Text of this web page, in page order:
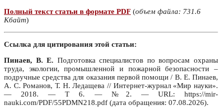
Полный текст статьи в формате PDF (объем файла: 731.6
Кбайт)
Ссылка для цитирования этой статьи:
Пинаев, В. Е. Подготовка специалистов по вопросам охраны
труда, экологии, промышленной и пожарной безопасности –
подручные средства для оказания первой помощи / В. Е. Пинаев,
А. С. Романов, Т. Н. Ледащева // Интернет-журнал «Мир науки».
— 2018. — Т 6. — №2. — URL: https://mir-
nauki.com/PDF/55PDMN218.pdf (дата обращения: 07.08.2026).